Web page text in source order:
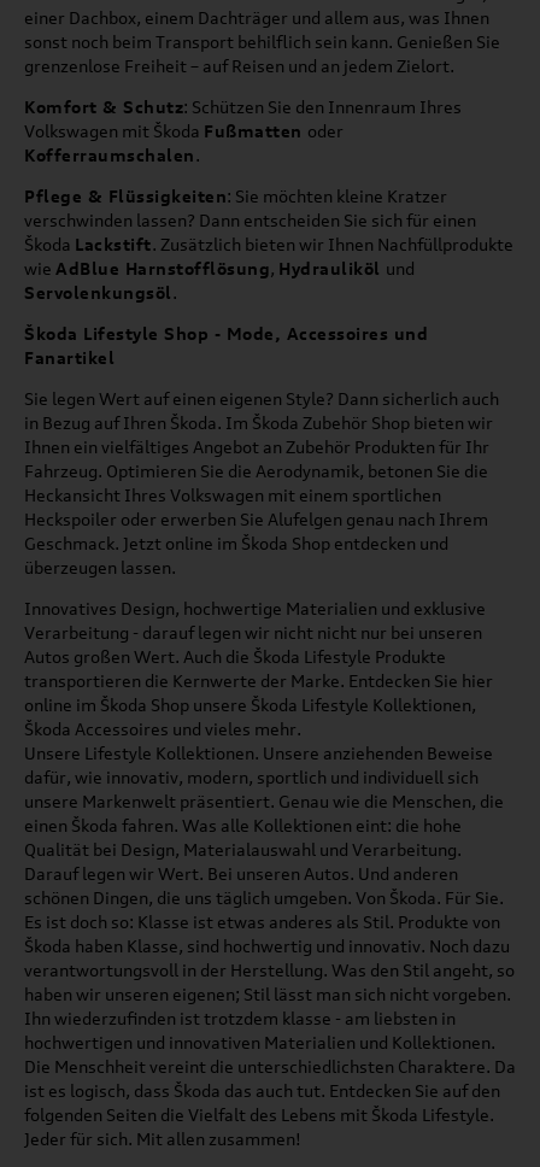
einer Dachbox, einem Dachträger und allem aus, was Ihnen
sonst noch beim Transport behilflich sein kann. Genießen Sie
grenzenlose Freiheit – auf Reisen und an jedem Zielort.
Komfort & Schutz: Schützen Sie den Innenraum Ihres
Volkswagen mit Škoda Fußmatten oder
Kofferraumschalen.
Pflege & Flüssigkeiten: Sie möchten kleine Kratzer
verschwinden lassen? Dann entscheiden Sie sich für einen
Škoda Lackstift. Zusätzlich bieten wir Ihnen Nachfüllprodukte
wie AdBlue Harnstofflösung, Hydrauliköl und
Servolenkungsöl.
Škoda Lifestyle Shop - Mode, Accessoires und
Fanartikel
Sie legen Wert auf einen eigenen Style? Dann sicherlich auch
in Bezug auf Ihren Škoda. Im Škoda Zubehör Shop bieten wir
Ihnen ein vielfältiges Angebot an Zubehör Produkten für Ihr
Fahrzeug. Optimieren Sie die Aerodynamik, betonen Sie die
Heckansicht Ihres Volkswagen mit einem sportlichen
Heckspoiler oder erwerben Sie Alufelgen genau nach Ihrem
Geschmack. Jetzt online im Škoda Shop entdecken und
überzeugen lassen.
Innovatives Design, hochwertige Materialien und exklusive
Verarbeitung - darauf legen wir nicht nicht nur bei unseren
Autos großen Wert. Auch die Škoda Lifestyle Produkte
transportieren die Kernwerte der Marke. Entdecken Sie hier
online im Škoda Shop unsere Škoda Lifestyle Kollektionen,
Škoda Accessoires und vieles mehr.
Unsere Lifestyle Kollektionen. Unsere anziehenden Beweise
dafür, wie innovativ, modern, sportlich und individuell sich
unsere Markenwelt präsentiert. Genau wie die Menschen, die
einen Škoda fahren. Was alle Kollektionen eint: die hohe
Qualität bei Design, Materialauswahl und Verarbeitung.
Darauf legen wir Wert. Bei unseren Autos. Und anderen
schönen Dingen, die uns täglich umgeben. Von Škoda. Für Sie.
Es ist doch so: Klasse ist etwas anderes als Stil. Produkte von
Škoda haben Klasse, sind hochwertig und innovativ. Noch dazu
verantwortungsvoll in der Herstellung. Was den Stil angeht, so
haben wir unseren eigenen; Stil lässt man sich nicht vorgeben.
Ihn wiederzufinden ist trotzdem klasse - am liebsten in
hochwertigen und innovativen Materialien und Kollektionen.
Die Menschheit vereint die unterschiedlichsten Charaktere. Da
ist es logisch, dass Škoda das auch tut. Entdecken Sie auf den
folgenden Seiten die Vielfalt des Lebens mit Škoda Lifestyle.
Jeder für sich. Mit allen zusammen!